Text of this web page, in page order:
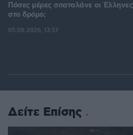
Πόσες μέρες σπαταλάνε οι Έλληνες
στο δρόμο;
05.08.2026, 13:57
Δείτε Επίσης